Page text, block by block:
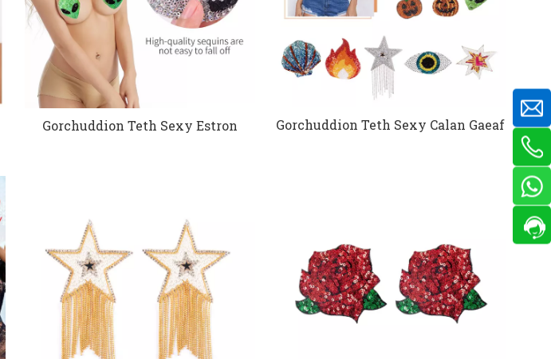
Gorchuddion Teth Sexy Estron Gorchuddion Teth Sexy Calan Gaeaf